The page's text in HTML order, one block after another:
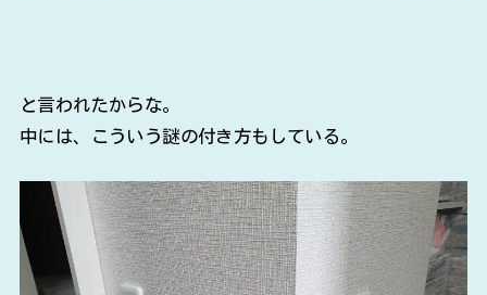
と言われたからな。
中には、こういう謎の付き方もしている。